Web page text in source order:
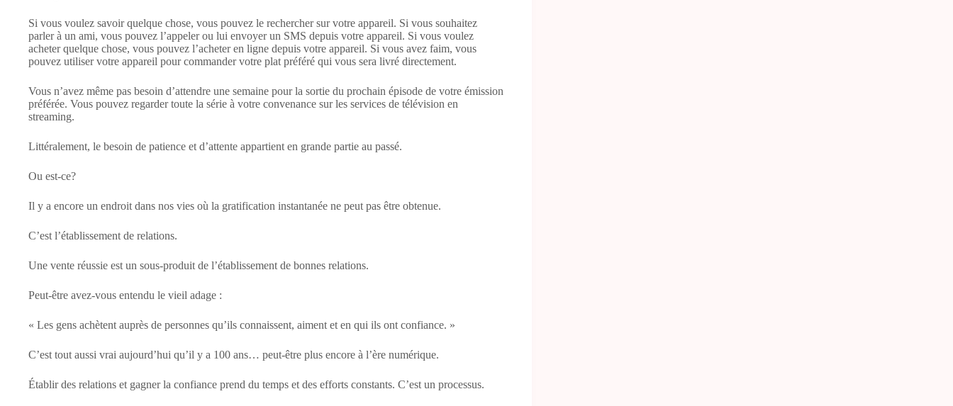
Si vous voulez savoir quelque chose, vous pouvez le rechercher sur votre appareil. Si vous souhaitez
parler à un ami, vous pouvez l’appeler ou lui envoyer un SMS depuis votre appareil. Si vous voulez
acheter quelque chose, vous pouvez l’acheter en ligne depuis votre appareil. Si vous avez faim, vous
pouvez utiliser votre appareil pour commander votre plat préféré qui vous sera livré directement.
Vous n’avez même pas besoin d’attendre une semaine pour la sortie du prochain épisode de votre émission
préférée. Vous pouvez regarder toute la série à votre convenance sur les services de télévision en
streaming.
Littéralement, le besoin de patience et d’attente appartient en grande partie au passé.
Ou est-ce?
Il y a encore un endroit dans nos vies où la gratification instantanée ne peut pas être obtenue.
C’est l’établissement de relations.
Une vente réussie est un sous-produit de l’établissement de bonnes relations.
Peut-être avez-vous entendu le vieil adage :
« Les gens achètent auprès de personnes qu’ils connaissent, aiment et en qui ils ont confiance. »
C’est tout aussi vrai aujourd’hui qu’il y a 100 ans… peut-être plus encore à l’ère numérique.
Établir des relations et gagner la confiance prend du temps et des efforts constants. C’est un processus.